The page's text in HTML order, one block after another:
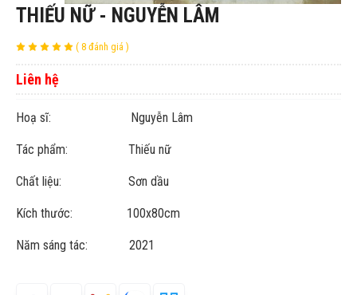
THIẾU NỮ - NGUYỄN LÂM
( 8 đánh giá )
Liên hệ
Hoạ sĩ: Nguyễn Lâm
Tác phẩm: Thiếu nữ
Chất liệu: Sơn dầu
Kích thước: 100x80cm
Năm sáng tác: 2021